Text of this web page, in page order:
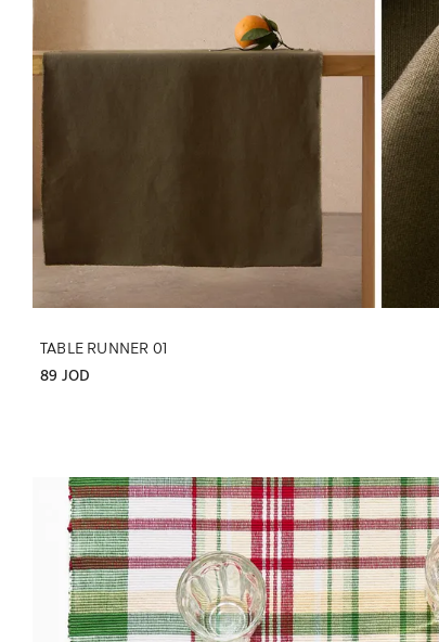
TABLE RUNNER 01
89 JOD
تم تغيير الصورة إلى 1 من 6